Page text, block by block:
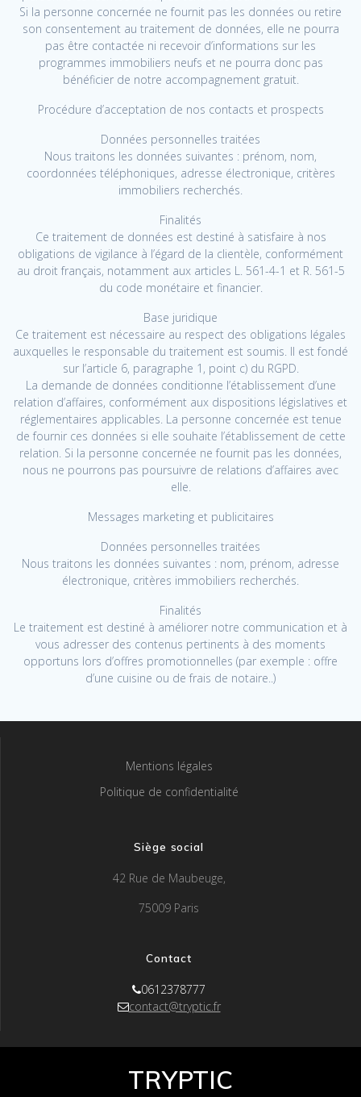
Si la personne concernée ne fournit pas les données ou retire
son consentement au traitement de données, elle ne pourra
pas être contactée ni recevoir d’informations sur les
programmes immobiliers neufs et ne pourra donc pas
bénéficier de notre accompagnement gratuit.
Procédure d’acceptation de nos contacts et prospects
Données personnelles traitées
Nous traitons les données suivantes : prénom, nom,
coordonnées téléphoniques, adresse électronique, critères
immobiliers recherchés.
Finalités
Ce traitement de données est destiné à satisfaire à nos
obligations de vigilance à l’égard de la clientèle, conformément
au droit français, notamment aux articles L. 561-4-1 et R. 561-5
du code monétaire et financier.
Base juridique
Ce traitement est nécessaire au respect des obligations légales
auxquelles le responsable du traitement est soumis. Il est fondé
sur l’article 6, paragraphe 1, point c) du RGPD.
La demande de données conditionne l’établissement d’une
relation d’affaires, conformément aux dispositions législatives et
réglementaires applicables. La personne concernée est tenue
de fournir ces données si elle souhaite l’établissement de cette
relation. Si la personne concernée ne fournit pas les données,
nous ne pourrons pas poursuivre de relations d’affaires avec
elle.
Messages marketing et publicitaires
Données personnelles traitées
Nous traitons les données suivantes : nom, prénom, adresse
électronique, critères immobiliers recherchés.
Finalités
Le traitement est destiné à améliorer notre communication et à
vous adresser des contenus pertinents à des moments
opportuns lors d’offres promotionnelles (par exemple : offre
d’une cuisine ou de frais de notaire..)
Mentions légales
Politique de confidentialité
Siège social
42 Rue de Maubeuge,
75009 Paris
Contact
0612378777
contact@tryptic.fr
TRYPTIC